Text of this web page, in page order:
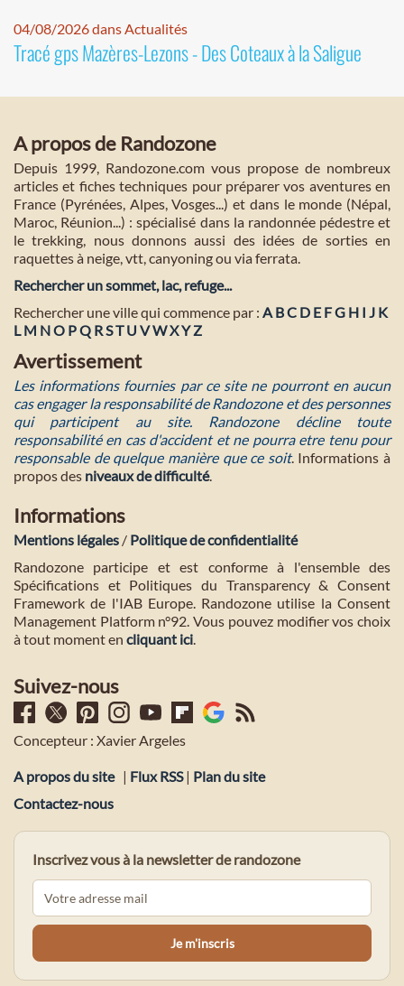
04/08/2026 dans Actualités
Tracé gps Mazères-Lezons - Des Coteaux à la Saligue
A propos de Randozone
Depuis 1999, Randozone.com vous propose de nombreux
articles et fiches techniques pour préparer vos aventures en
France (Pyrénées, Alpes, Vosges...) et dans le monde (Népal,
Maroc, Réunion...) : spécialisé dans la randonnée pédestre et
le trekking, nous donnons aussi des idées de sorties en
raquettes à neige, vtt, canyoning ou via ferrata.
Rechercher un sommet, lac, refuge...
Rechercher une ville qui commence par : A BC D E FG H I J K
L M NO PQ RST U VWXYZ
Avertissement
Les informations fournies par ce site ne pourront en aucun
cas engager la responsabilité de Randozone et des personnes
qui participent au site. Randozone décline toute
responsabilité en cas d'accident et ne pourra etre tenu pour
responsable de quelque manière que ce soit. Informations à
propos des niveaux de difficulté.
Informations
Mentions légales / Politique de confidentialité
Randozone participe et est conforme à l'ensemble des
Spécifications et Politiques du Transparency & Consent
Framework de l'IAB Europe. Randozone utilise la Consent
Management Platform n°92. Vous pouvez modifier vos choix
à tout moment en cliquant ici.
Suivez-nous
Concepteur : Xavier Argeles
A propos du site | Flux RSS| Plan du site
Contactez-nous
Inscrivez vous à la newsletter de randozone